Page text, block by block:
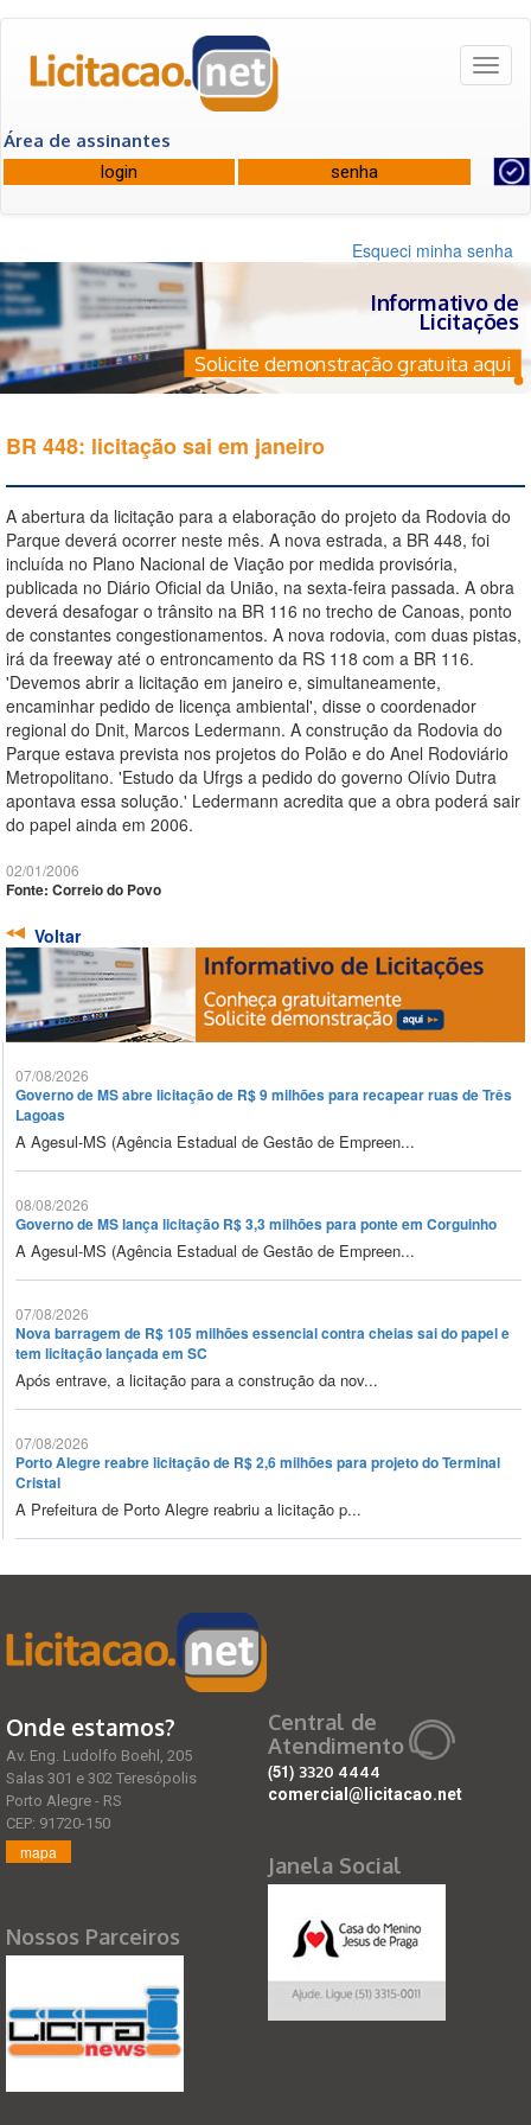
Área de assinantes
Esqueci minha senha
Informativo de
Licitações
Solicite demonstração gratuita aqui
BR 448: licitação sai em janeiro
A abertura da licitação para a elaboração do projeto da Rodovia do
Parque deverá ocorrer neste mês. A nova estrada, a BR 448, foi
incluída no Plano Nacional de Viação por medida provisória,
publicada no Diário Oficial da União, na sexta-feira passada. A obra
deverá desafogar o trânsito na BR 116 no trecho de Canoas, ponto
de constantes congestionamentos. A nova rodovia, com duas pistas,
irá da freeway até o entroncamento da RS 118 com a BR 116.
'Devemos abrir a licitação em janeiro e, simultaneamente,
encaminhar pedido de licença ambiental', disse o coordenador
regional do Dnit, Marcos Ledermann. A construção da Rodovia do
Parque estava prevista nos projetos do Polão e do Anel Rodoviário
Metropolitano. 'Estudo da Ufrgs a pedido do governo Olívio Dutra
apontava essa solução.' Ledermann acredita que a obra poderá sair
do papel ainda em 2006.
02/01/2006
Fonte: Correio do Povo
Voltar
07/08/2026
Governo de MS abre licitação de R$ 9 milhões para recapear ruas de Três
Lagoas
A Agesul-MS (Agência Estadual de Gestão de Empreen...
08/08/2026
Governo de MS lança licitação R$ 3,3 milhões para ponte em Corguinho
A Agesul-MS (Agência Estadual de Gestão de Empreen...
07/08/2026
Nova barragem de R$ 105 milhões essencial contra cheias sai do papel e
tem licitação lançada em SC
Após entrave, a licitação para a construção da nov...
07/08/2026
Porto Alegre reabre licitação de R$ 2,6 milhões para projeto do Terminal
Cristal
A Prefeitura de Porto Alegre reabriu a licitação p...
Onde estamos?
Av. Eng. Ludolfo Boehl, 205
Salas 301 e 302 Teresópolis
Porto Alegre - RS
CEP: 91720-150
mapa
Nossos Parceiros
Central de
Atendimento
(51) 3320 4444
comercial@licitacao.net
Janela Social